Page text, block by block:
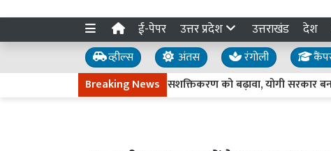
ई-पेपर उत्तर प्रदेश उत्तराखंड देश
व्हील्स अंतस रंगोली
Breaking News
UP News : ग्रामीण महिलाओं के सशक्तिकरण को बढ़ावा, योगी सरकार बनाएगी